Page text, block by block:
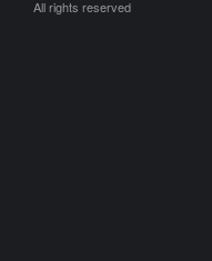
All rights reserved